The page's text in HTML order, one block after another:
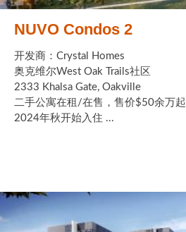
NUVO Condos 2
开发商：Crystal Homes
奥克维尔West Oak Trails社区
2333 Khalsa Gate, Oakville
二手公寓在租/在售，售价$50余万起
2024年秋开始入住 ...